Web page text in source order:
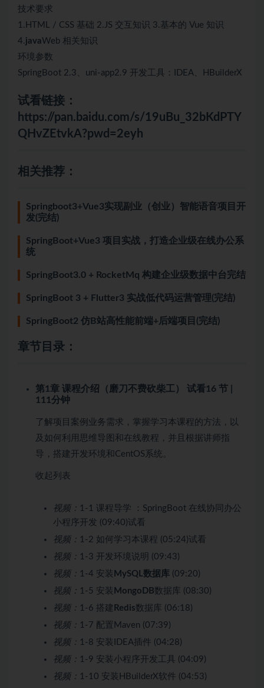
技术要求
1.HTML / CSS 基础 2.JS 交互知识 3.基本的 Vue 知识
4. javaWeb 相关知识
环境参数
SpringBoot 2.3、uni-app2.9 开发工具：IDEA、HBuilderX
试看链接：
https://pan.baidu.com/s/19uBu_32bKdPTY
QHvZEtvkA?pwd=2eyh
相关推荐：
Springboot3+Vue3实现副业（创业）智能语音项目开
发(完结)
SpringBoot+Vue3 项目实战，打造企业级在线办公系
统
SpringBoot3.0 + RocketMq 构建企业级数据中台完结
SpringBoot 3 + Flutter3 实战低代码运营管理(完结)
SpringBoot2 仿B站高性能前端+后端项目(完结)
章节目录：
第1章 课程介绍（磨刀不费砍柴工） 试看16 节 |
111分钟
了解项目案例业务需求，掌握学习本课程的方法，以
及如何利用思维导图和在线教程，并且根据讲师指
导，搭建开发环境和CentOS系统。
收起列表
视频： 1-1 课程导学 ：SpringBoot 在线协同办公
小程序开发 (09:40)试看
视频： 1-2 如何学习本课程 (05:24)试看
视频： 1-3 开发环境说明 (09:43)
视频： 1-4 安装 MySQL数据库 (09:20)
视频： 1-5 安装 MongoDB数据库 (08:30)
视频： 1-6 搭建 Redis数据库 (06:18)
视频： 1-7 配置Maven (07:39)
视频： 1-8 安装IDEA插件 (04:28)
视频： 1-9 安装小程序开发工具 (04:09)
视频： 1-10 安装HBuilderX软件 (04:53)